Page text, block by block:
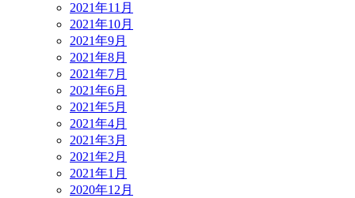
2021年11月
2021年10月
2021年9月
2021年8月
2021年7月
2021年6月
2021年5月
2021年4月
2021年3月
2021年2月
2021年1月
2020年12月